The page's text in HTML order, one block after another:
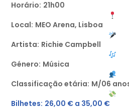
Horário: 21h00
Local: MEO Arena, Lisboa
Artista: Richie Campbell
Género: Música
Classificação etária: M/06
Bilhetes: 26,00 € a 35,00 €